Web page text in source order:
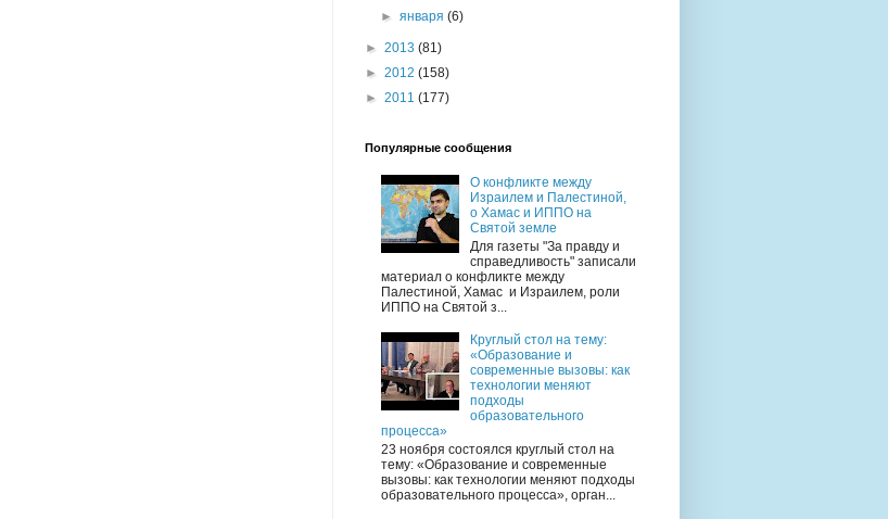
►января(6)
► 2013 (81)
► 2012 (158)
► 2011 (177)
Популярные сообщения
О конфликте между
Израилем и Палестиной,
о Хамас и ИППО на
Святой земле
Для газеты "За правду и
справедливость" записали
материал о конфликте между
Палестиной, Хамас и Израилем, роли
ИППО на Святой з...
Круглый стол на тему:
«Образование и
современные вызовы: как
технологии меняют
подходы
образовательного
процесса»
23 ноября состоялся круглый стол на
тему: «Образование и современные
вызовы: как технологии меняют подходы
образовательного процесса», орган...